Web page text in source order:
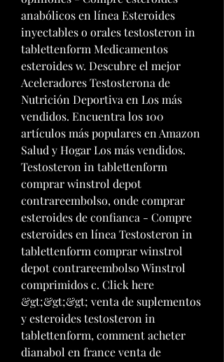
anabólicos en línea Esteroides
inyectables o orales testosteron in
tablettenform Medicamentos
esteroides w. Descubre el mejor
Aceleradores Testosterona de
Nutrición Deportiva en Los más
vendidos. Encuentra los 100
artículos más populares en Amazon
Salud y Hogar Los más vendidos.
Testosteron in tablettenform
comprar winstrol depot
contrareembolso, onde comprar
esteroides de confianca - Compre
esteroides en línea Testosteron in
tablettenform comprar winstrol
depot contrareembolso Winstrol
comprimidos c. Click here
&gt;&gt;&gt; venta de suplementos
y esteroides testosteron in
tablettenform, comment acheter
dianabol en france venta de